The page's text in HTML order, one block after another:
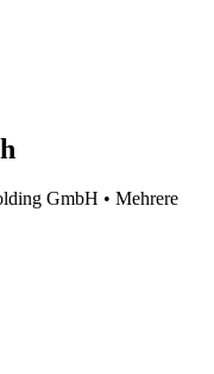
GmbH • Mehrere